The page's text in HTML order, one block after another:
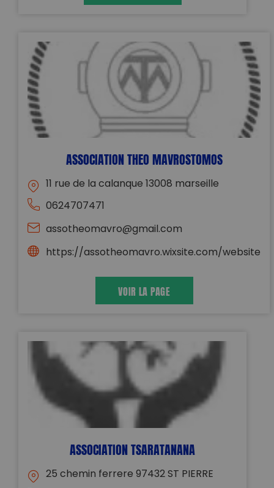
ASSOCIATION THEO MAVROSTOMOS
11 rue de la calanque 13008 marseille
0624707471
assotheomavro@gmail.com
https://assotheomavro.wixsite.com/website
VOIR LA PAGE
ASSOCIATION TSARATANANA
25 chemin ferrere 97432 ST PIERRE